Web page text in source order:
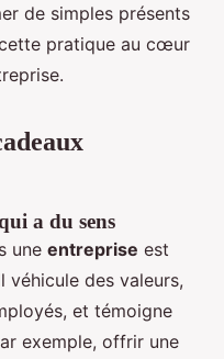
de simples présents
pratique au cœur
a du sens
une entreprise est
véhicule des valeurs,
et témoigne
exemple, offrir une